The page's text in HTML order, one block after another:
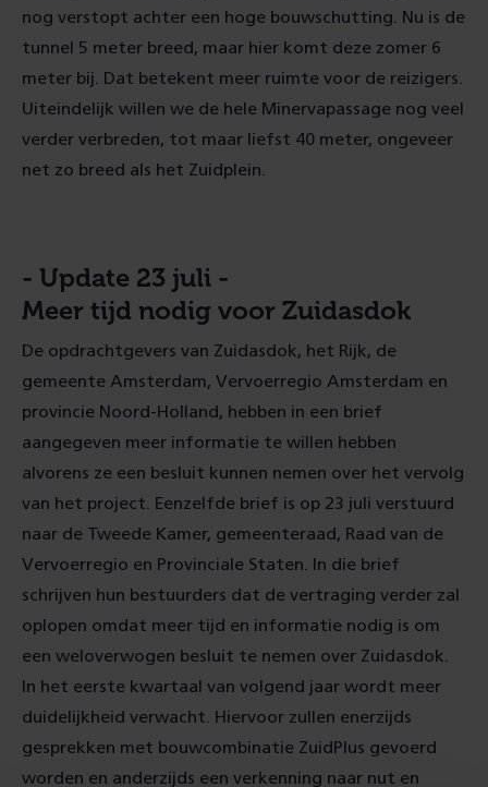
nog verstopt achter een hoge bouwschutting. Nu is de
tunnel 5 meter breed, maar hier komt deze zomer 6
meter bij. Dat betekent meer ruimte voor de reizigers.
Uiteindelijk willen we de hele Minervapassage nog veel
verder verbreden, tot maar liefst 40 meter, ongeveer
net zo breed als het Zuidplein.
- Update 23 juli -
Meer tijd nodig voor Zuidasdok
De opdrachtgevers van Zuidasdok, het Rijk, de
gemeente Amsterdam, Vervoerregio Amsterdam en
provincie Noord-Holland, hebben in een brief
aangegeven meer informatie te willen hebben
alvorens ze een besluit kunnen nemen over het vervolg
van het project. Eenzelfde brief is op 23 juli verstuurd
naar de Tweede Kamer, gemeenteraad, Raad van de
Vervoerregio en Provinciale Staten. In die brief
schrijven hun bestuurders dat de vertraging verder zal
oplopen omdat meer tijd en informatie nodig is om
een weloverwogen besluit te nemen over Zuidasdok.
In het eerste kwartaal van volgend jaar wordt meer
duidelijkheid verwacht. Hiervoor zullen enerzijds
gesprekken met bouwcombinatie ZuidPlus gevoerd
worden en anderzijds een verkenning naar nut en